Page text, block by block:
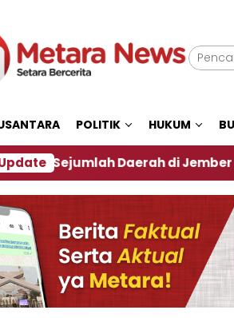
POLITIK HUKUM
Daerah di Jember Alami